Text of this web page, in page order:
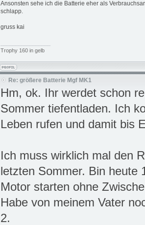
Ansonsten sehe ich die Batterie eher als
schlapp.
gruss kai
Trophy 160 in gelb
Re: größere Batterie Mgf MK1
Hm, ok. Ihr werdet schon
Sommer tiefentladen. Ich
Leben rufen und damit bis
Ich muss wirklich mal den
letzten Sommer. Bin heute
Motor starten ohne
Habe von meinem Vater
2.